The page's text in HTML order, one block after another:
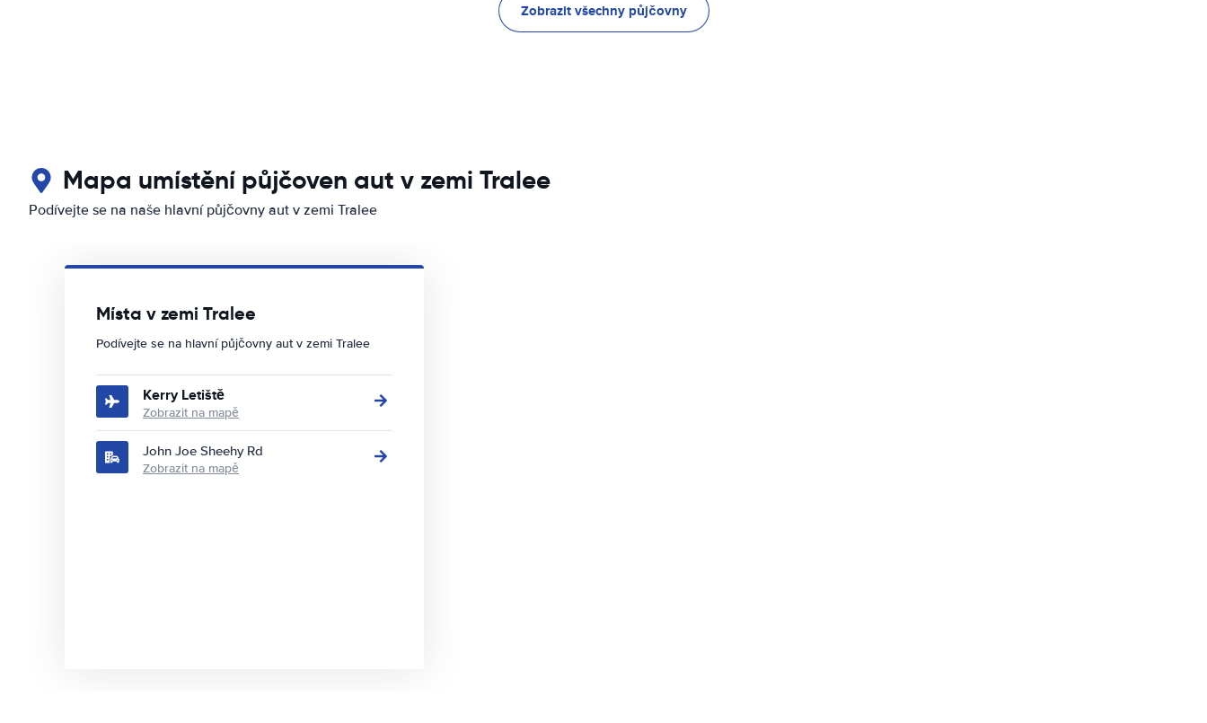
Zobrazit všechny půjčovny
Mapa umístění půjčoven aut v zemi Tralee
Podívejte se na naše hlavní půjčovny aut v zemi Tralee
Místa v zemi Tralee
Podívejte se na hlavní půjčovny aut v zemi Tralee
Kerry Letiště
Zobrazit na mapě
John Joe Sheehy Rd
Zobrazit na mapě